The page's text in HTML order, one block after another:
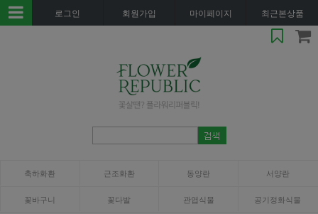
로그인 회원가입 마이페이지 최근본상품
축하화환 근조화환 동양란 서양란
꽃바구니 꽃다발 관엽식물 공기정화식물